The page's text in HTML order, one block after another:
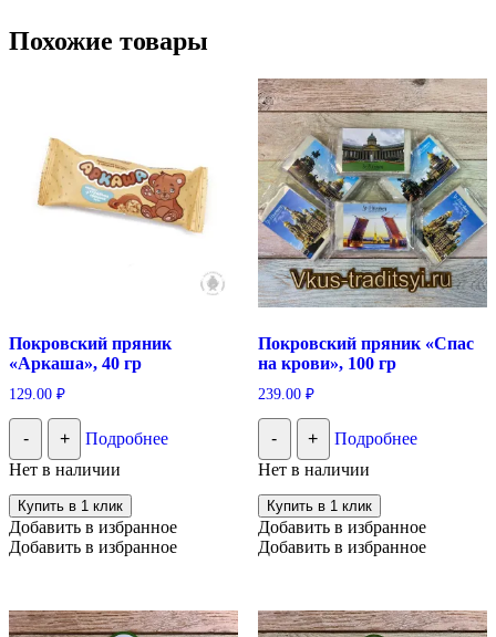
Похожие товары
Покровский пряник
«Аркаша», 40 гр
129.00 ₽
- +
Подробнее
Нет в наличии
Купить в 1 клик
Добавить в избранное
Добавить в избранное
Покровский пряник «Спас
на крови», 100 гр
239.00 ₽
- +
Подробнее
Нет в наличии
Купить в 1 клик
Добавить в избранное
Добавить в избранное